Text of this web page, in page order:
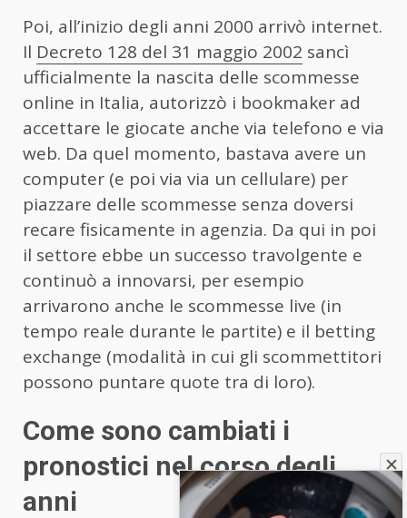
Poi, all’inizio degli anni 2000 arrivò internet.
Il Decreto 128 del 31 maggio 2002 sancì
ufficialmente la nascita delle scommesse
online in Italia, autorizzò i bookmaker ad
accettare le giocate anche via telefono e via
web. Da quel momento, bastava avere un
computer (e poi via via un cellulare) per
piazzare delle scommesse senza doversi
recare fisicamente in agenzia. Da qui in poi
il settore ebbe un successo travolgente e
continuò a innovarsi, per esempio
arrivarono anche le scommesse live (in
tempo reale durante le partite) e il betting
exchange (modalità in cui gli scommettitori
possono puntare quote tra di loro).
Come sono cambiati i
pronostici nel corso degli
anni